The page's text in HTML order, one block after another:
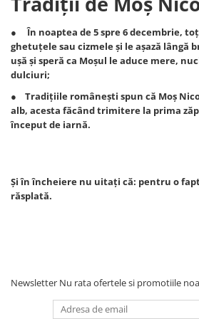
Minions
Peppa Pig
Star Wars
Real Madrid
R-Walker
Pokemon
Marvel
Testoasele Ninja
Frozen Disney
Printesele Disney
Sonic
Barbie
Disney
Harry Potter
Mickey Mouse Disney
Baby Shark
Trolls
Pokemon
Marie Cat
Skateboard
Manusi sport
Vehicule
Casute si Locuri de joaca
Corturi si casute copii
Sporturi de interior
● În noaptea de 5 spre 6 decembrie,
ghetuțele sau cizmele și le așază lângă
ușă şi speră ca Moşul le aduce mere,
dulciuri;
● Tradițiile românești spun că Moș
alb, acesta făcând trimitere la prima
început de iarnă.
Și în încheiere nu uitați că: pentru o
răsplată.
Newsletter Nu rata ofertele si promotiile